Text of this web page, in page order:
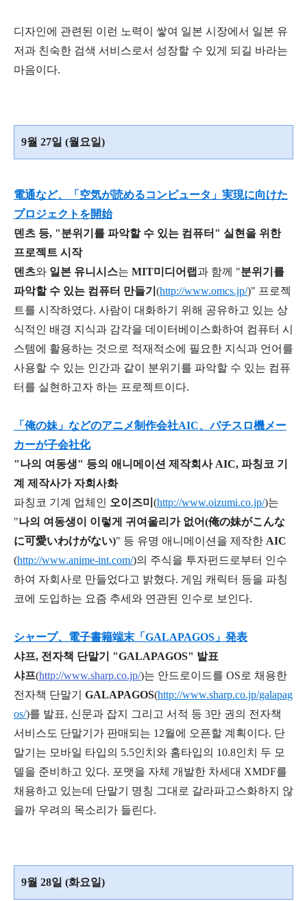
디자인에 관련된 이런 노력이 쌓여 일본 시장에서 일본 유
저과 친숙한 검색 서비스로서 성장할 수 있게 되길 바라는
마음이다.
9월 27일 (월요일)
電通など、「空気が読めるコンピュータ」実現に向けた
プロジェクトを開始
덴츠 등, "분위기를 파악할 수 있는 컴퓨터" 실현을 위한
프로젝트 시작
덴츠와 일본 유니시스는 MIT미디어랩 과 함께 "분위기를
파악할 수 있는 컴퓨터 만들기 (http://www.omcs.jp/)" 프로젝
트를 시작하였다. 사람이 대화하기 위해 공유하고 있는 상
식적인 배경 지식과 감각을 데이터베이스화하여 컴퓨터 시
스템에 활용하는 것으로 적재적소에 필요한 지식과 언어를
사용할 수 있는 인간과 같이 분위기를 파악할 수 있는 컴퓨
터를 실현하고자 하는 프로젝트이다.
「俺の妹」などのアニメ制作会社AIC、パチスロ機メー
カーが子会社化
"나의 여동생" 등의 애니메이션 제작회사 AIC, 파칭코 기
계 제작사가 자회사화
파칭코 기계 업체인 오이즈미 (http://www.oizumi.co.jp/)는
"나의 여동생이 이렇게 귀여울리가 없어(俺の妹がこんな
に可愛いわけがない)" 등 유명 애니메이션을 제작한 AIC
(http://www.anime-int.com/)의 주식을 투자펀드로부터 인수
하여 자회사로 만들었다고 밝혔다. 게임 캐릭터 등을 파칭
코에 도입하는 요즘 추세와 연관된 인수로 보인다.
シャープ、電子書籍端末「GALAPAGOS」発表
샤프, 전자책 단말기 "GALAPAGOS" 발표
샤프(http://www.sharp.co.jp/)는 안드로이드를 OS로 채용한
전자책 단말기 GALAPAGOS(http://www.sharp.co.jp/galapag
os/)를 발표, 신문과 잡지 그리고 서적 등 3만 권의 전자책
서비스도 단말기가 판매되는 12월에 오픈할 계획이다. 단
말기는 모바일 타입의 5.5인치와 홈타입의 10.8인치 두 모
델을 준비하고 있다. 포맷을 자체 개발한 차세대 XMDF를
채용하고 있는데 단말기 명칭 그대로 갈라파고스화하지 않
을까 우려의 목소리가 들린다.
9월 28일 (화요일)